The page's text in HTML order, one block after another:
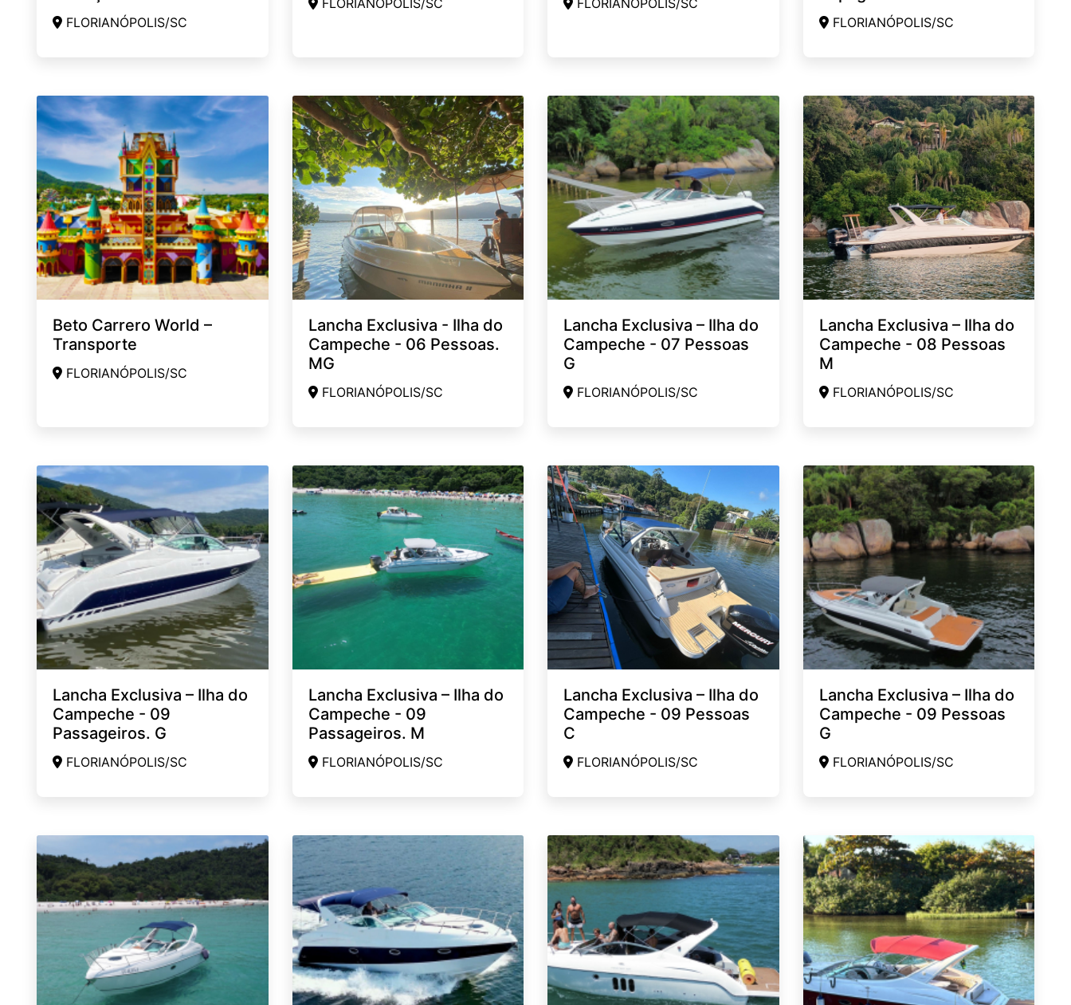
FLORIANÓPOLIS/SC FLORIANÓPOLIS/SC
Beto Carrero World –
Transporte
FLORIANÓPOLIS/SC
Lancha Exclusiva - Ilha do
Campeche - 06 Pessoas.
MG
FLORIANÓPOLIS/SC
Lancha Exclusiva – Ilha do
Campeche - 07 Pessoas
G
FLORIANÓPOLIS/SC
Lancha Exclusiva – Ilha do
Campeche - 08 Pessoas
M
FLORIANÓPOLIS/SC
Lancha Exclusiva – Ilha do
Campeche - 09
Passageiros. G
FLORIANÓPOLIS/SC
Lancha Exclusiva – Ilha do
Campeche - 09
Passageiros. M
FLORIANÓPOLIS/SC
Lancha Exclusiva – Ilha do
Campeche - 09 Pessoas
C
FLORIANÓPOLIS/SC
Lancha Exclusiva – Ilha do
Campeche - 09 Pessoas
G
FLORIANÓPOLIS/SC